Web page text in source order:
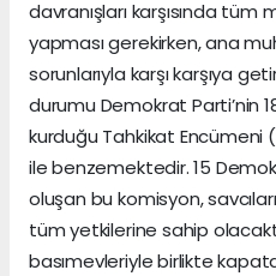
davranışları karşısında
yapması gerekirken, ana
sorunlarıyla karşı karşıya
durumu Demokrat Parti’nin
kurduğu Tahkikat Encümeni
ile benzemektedir. 15
oluşan bu komisyon,
tüm yetkilerine sahip
basımevleriyle birlikte